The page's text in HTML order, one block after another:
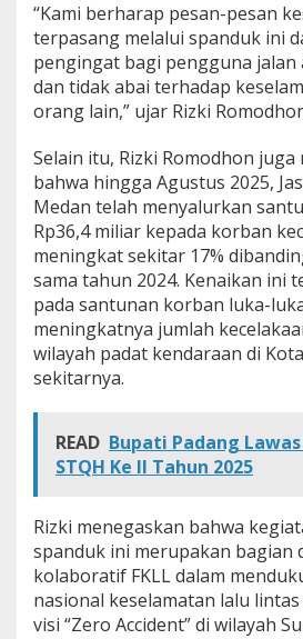
“Kami berharap pesan-pesan
terpasang melalui spanduk ini
pengingat bagi pengguna jalan
dan tidak abai terhadap
orang lain,” ujar Rizki
Selain itu, Rizki Romodhon juga
bahwa hingga Agustus 2025,
Medan telah menyalurkan
Rp36,4 miliar kepada korban
meningkat sekitar 17%
sama tahun 2024. Kenaikan ini
pada santunan korban luka-
meningkatnya jumlah
wilayah padat kendaraan di
sekitarnya.
READ Bupati Padang
STQH Ke II Tahun 2025
Rizki menegaskan bahwa
spanduk ini merupakan bagian
kolaboratif FKLL dalam
nasional keselamatan lalu
visi “Zero Accident” di wilayah